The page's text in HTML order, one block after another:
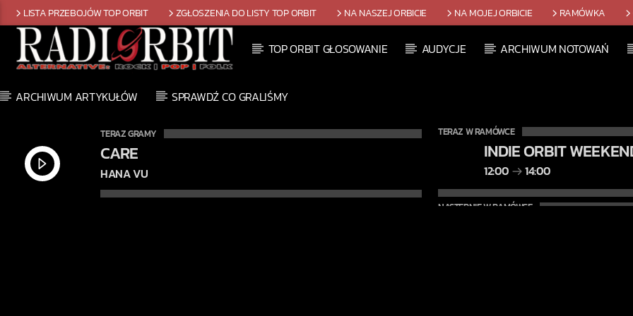
LISTA PRZEBOJÓW TOP ORBIT ZGŁOSZENIA DO LISTY TOP ORBIT NA NASZEJ ORBICIE NA MOJEJ ORBICIE RAMÓWKA
TOP ORBIT GŁOSOWANIE AUDYCJE ARCHIWUM NOTOWAŃ
ARCHIWUM ARTYKUŁÓW SPRAWDŹ CO GRALIŚMY
TERAZ GRAMY
CARE
HANA VU
TERAZ W RAMÓWCE
INDIE ORBIT
12:00 14:00
NASTĘPNIE W RAMÓWCE